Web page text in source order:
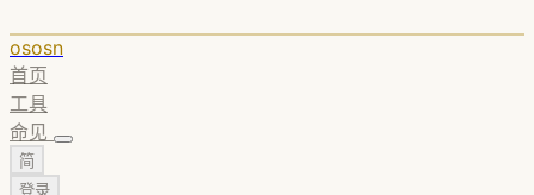
ososn
首页
工具
命见
简
登录